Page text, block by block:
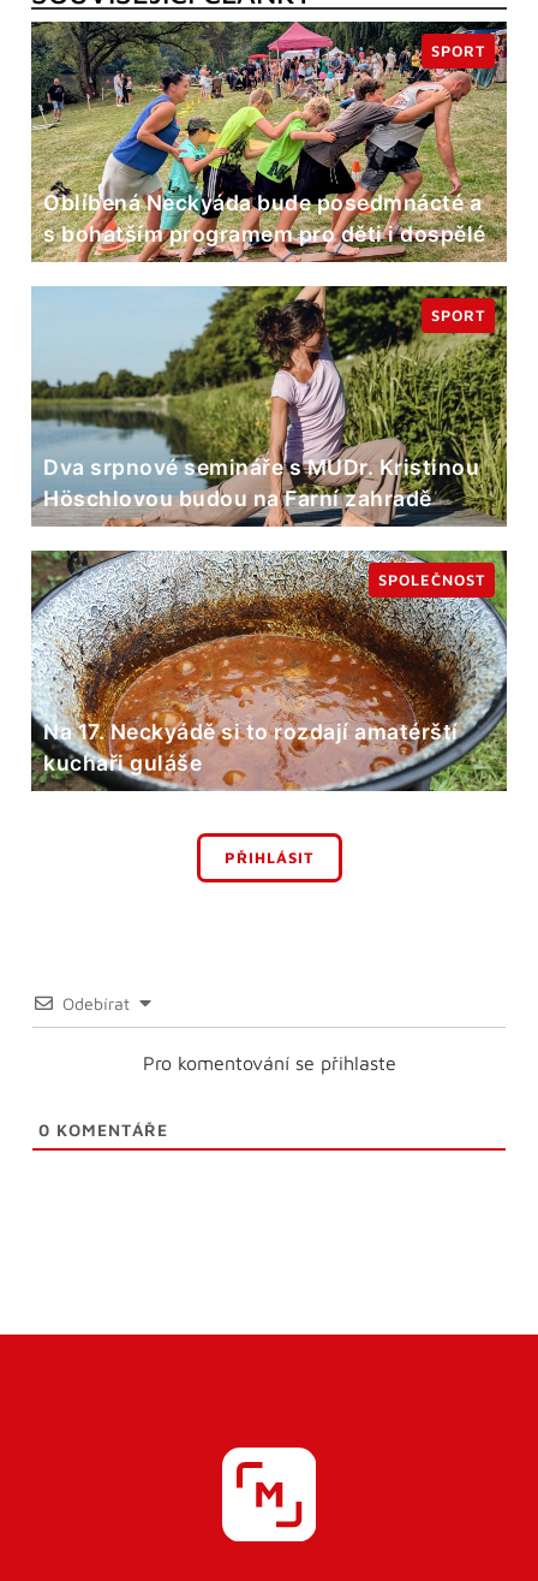
Oblíbená Neckyáda bude posedmnácté a
s bohatším programem pro děti i dospělé
SPORT
Dva srpnové semináře s MUDr. Kristinou
Höschlovou budou na Farní zahradě
SPORT
Na 17. Neckyádě si to rozdají amatérští
kuchaři guláše
SPOLEČNOST
PŘIHLÁSIT
Odebírat
Pro komentování se přihlaste
0 KOMENTÁŘE